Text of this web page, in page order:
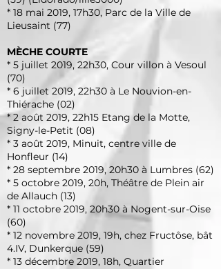
* 18 mai 2019, 17h30, Parc de la Ville de
Lieusaint (77)
MÈCHE COURTE
* 5 juillet 2019, 22h30, Cour villon à Vesoul
(70)
* 6 juillet 2019, 22h30 à Le Nouvion-en-
Thiérache (02)
* 2 août 2019, 22h15 Etang de la Motte,
Signy-le-Petit (08)
* 3 août 2019, Minuit, centre ville de
Honfleur (14)
* 28 septembre 2019, 20h30 à Lumbres (62)
* 5 octobre 2019, 20h, Théâtre de Plein air
de Allauch (13)
* 11 octobre 2019, 20h30 à Nogent-sur-Oise
(60)
* 12 novembre 2019, 19h, chez Fructôse, bât
4.IV, Dunkerque (59)
* 13 décembre 2019, 18h, Quartier